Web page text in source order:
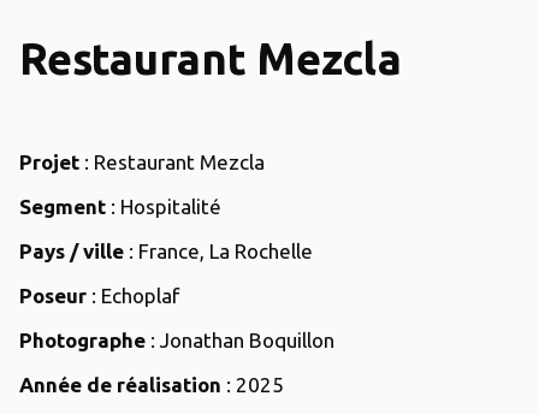
Restaurant Mezcla
Projet : Restaurant Mezcla
Segment : Hospitalité
Pays / ville : France, La Rochelle
Poseur : Echoplaf
Photographe : Jonathan Boquillon
Année de réalisation : 2025